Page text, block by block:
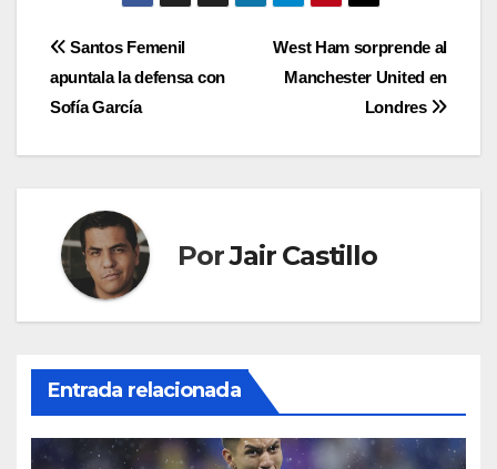
Navegación
de
entradas
West Ham sorprende al
Manchester United en
Londres
Santos Femenil
apuntala la defensa con
Sofía García
PorJair Castillo
Entrada relacionada